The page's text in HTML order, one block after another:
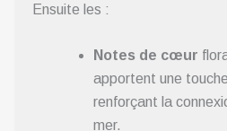
Ensuite les :
Notes de cœur
apportent une
renforçant la
mer.